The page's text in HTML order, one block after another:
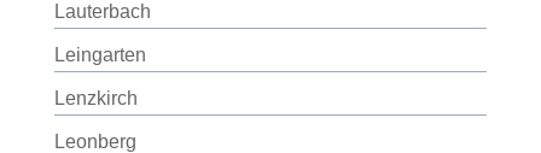
Lauterbach
Leingarten
Lenzkirch
Leonberg